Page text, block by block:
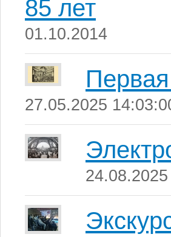
85 лет
01.10.2014
27.05.2025